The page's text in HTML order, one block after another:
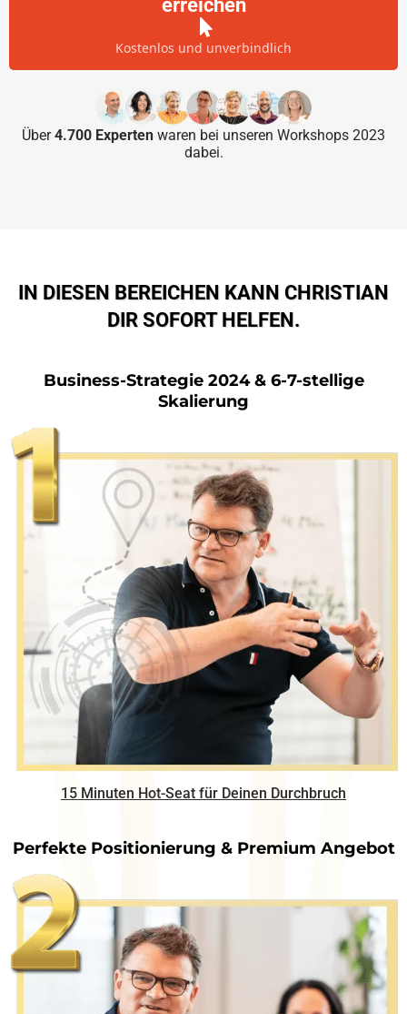
erreichen
Kostenlos und unverbindlich
Über4.700 Experten waren bei unseren Workshops 2023
dabei.
IN DIESEN BEREICHEN KANN CHRISTIAN
DIR SOFORT HELFEN.
Business-Strategie 2024 & 6-7-stellige
Skalierung
15 Minuten Hot-Seat für Deinen Durchbruch
Perfekte Positionierung & Premium Angebot